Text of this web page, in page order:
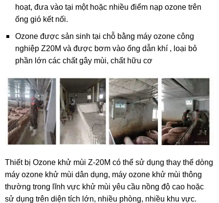
hoạt, đưa vào tại một hoặc nhiều điểm nạp ozone trên
ống gió kết nối.
Ozone được sản sinh tại chỗ bằng máy ozone công
nghiệp Z20M và được bơm vào ống dẫn khí , loại bỏ
phần lớn các chất gây mùi, chất hữu cơ
Thiết bị Ozone khử mùi Z-20M có thể sử dụng thay thế dòng
máy ozone khử mùi dân dụng, máy ozone khử mùi thông
thường trong lĩnh vực khử mùi yêu cầu nồng độ cao hoặc
sử dụng trên diện tích lớn, nhiều phòng, nhiều khu vực.